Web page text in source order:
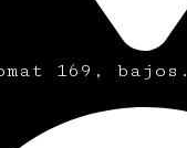
169, bajos.